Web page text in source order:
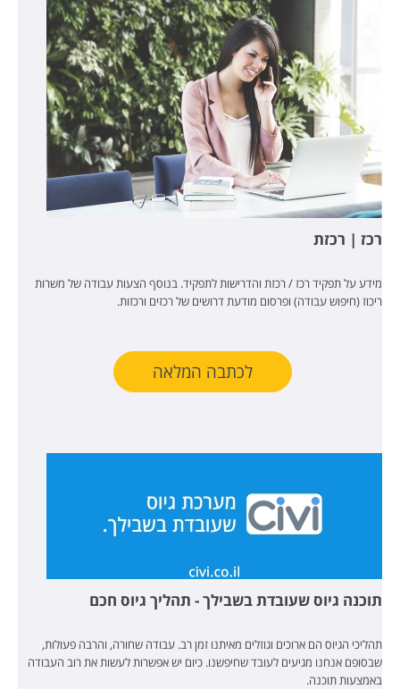
רכז | רכזת
מידע על תפקיד רכז / רכזת והדרישות לתפקיד. בנוסף הצעות עבודה של משרות
ריכוז (חיפוש עבודה) ופרסום מודעת דרושים של רכזים ורכזות.
לכתבה המלאה
תוכנה גיוס שעובדת בשבילך - תהליך גיוס חכם
תהליכי הגיוס הם ארוכים וגוזלים מאיתנו זמן רב. עבודה שחורה, והרבה פעולות,
שבסופם אנחנו מגיעים לעובד שחיפשנו. כיום יש אפשרות לעשות את רוב העבודה
באמצעות תוכנה.